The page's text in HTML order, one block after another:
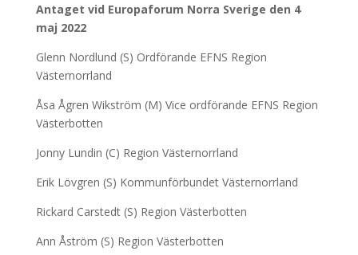
Antaget vid Europaforum Norra Sverige den 4
maj 2022
Glenn Nordlund (S) Ordförande EFNS Region
Västernorrland
Åsa Ågren Wikström (M) Vice ordförande EFNS Region
Västerbotten
Jonny Lundin (C) Region Västernorrland
Erik Lövgren (S) Kommunförbundet Västernorrland
Rickard Carstedt (S) Region Västerbotten
Ann Åström (S) Region Västerbotten